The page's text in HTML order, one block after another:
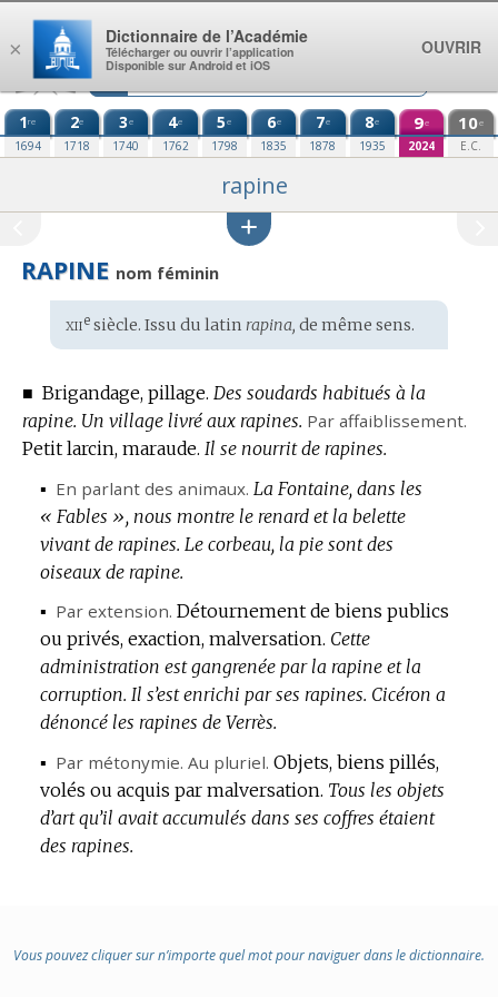
Aller au contenu
1re
1694
2e
1718
3e
1740
4e
1762
5e
1798
6e
1835
7e
1878
8e
1935
9e
2024
10e
E.C.
rapine
RAPINE nom féminin
Étymologie
:
xiiesiècle. Issu du latin rapina, de même sens.
■ Brigandage, pillage. Des soudards habitués à la
rapine. Un village livré aux rapines. Par affaiblissement.
Petit larcin, maraude. Il se nourrit de rapines.
▪ En parlant des animaux. La Fontaine, dans les
« Fables », nous montre le renard et la belette
vivant de rapines. Le corbeau, la pie sont des
oiseaux de rapine.
▪ Par extension. Détournement de biens publics
ou privés, exaction, malversation. Cette
administration est gangrenée par la rapine et la
corruption. Il s’est enrichi par ses rapines. Cicéron a
dénoncé les rapines de Verrès.
▪ Par métonymie. Au pluriel. Objets, biens pillés,
volés ou acquis par malversation. Tous les objets
d’art qu’il avait accumulés dans ses coffres étaient
des rapines.
Vous pouvez cliquer sur n’importe quel mot pour naviguer dans le dictionnaire.
×
Dictionnaire de l’Académie
Télécharger ou ouvrir l’application
Disponible sur Android et iOS
OUVRIR